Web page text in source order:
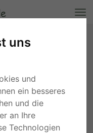
uns
und
ein besseres
und die
an Ihre
Technologien